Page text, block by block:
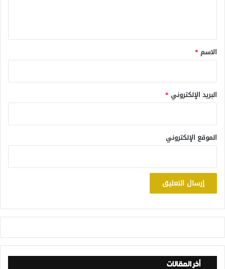
*
الاسم *
البريد الإلكتروني *
الموقع الإلكتروني
أخر المقالات